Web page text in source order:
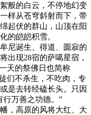
般的白云，不停地幻变
样从苍穹斜射而下，带
起伏的群山，山顶在阳
的皑皑积雪。
尼诞生、得道、圆寂的
出现28宿的萨噶星宿，
天的祭佛日也简称
们不杀生，不吃肉，专
是去转经磕长头。只因
行万善之功德。”
，高原的风将大红、大